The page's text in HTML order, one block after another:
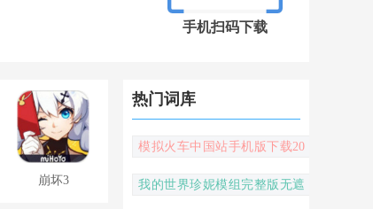
手机扫码下载
崩坏3
热门词库
模拟火车中国站手机版下载20
我的世界珍妮模组完整版无遮